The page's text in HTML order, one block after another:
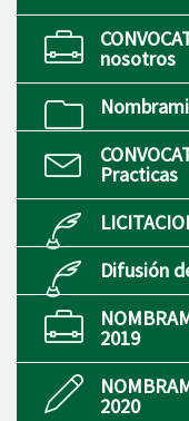
nosotros
Practicas
Difusión
2019
2020